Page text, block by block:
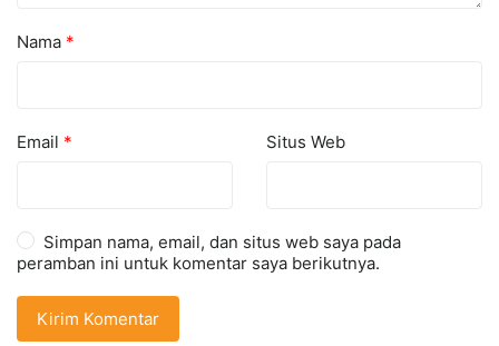
Nama *
Email * Situs Web
Simpan nama, email, dan situs web saya pada
peramban ini untuk komentar saya berikutnya.